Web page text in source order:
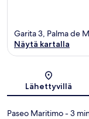
Garita 3, Palma de
Näytä kartalla
Lähettyvillä
Paseo Maritimo- 3